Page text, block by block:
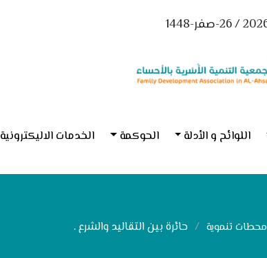
اللوائح و الأدلة الحوكمة الخدمات الاليكترونية
محطات تنموية حائرة بين التقاليد والشرع .